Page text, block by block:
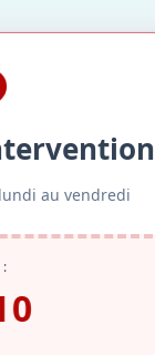
au vendredi
: